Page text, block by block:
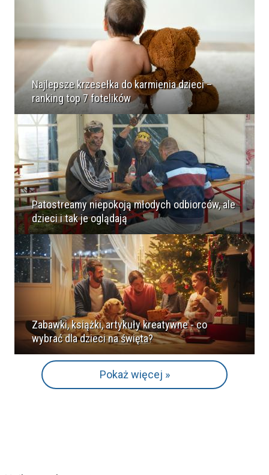
Najlepsze krzesełka do karmienia dzieci –
ranking top 7 fotelików
Patostreamy niepokoją młodych odbiorców, ale
dzieci i tak je oglądają
Zabawki, książki, artykuły kreatywne - co
wybrać dla dzieci na święta?
Pokaż więcej »